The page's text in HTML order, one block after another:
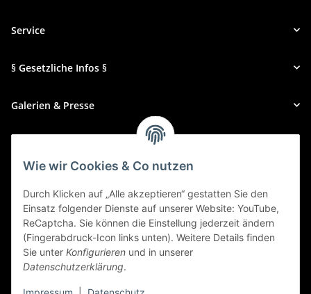
Wie wir Cookies & Co nutzen
Durch Klicken auf „Alle akzeptieren“ gestatten Sie den
Einsatz folgender Dienste auf unserer Website: YouTube,
ReCaptcha. Sie können die Einstellung jederzeit ändern
(Fingerabdruck-Icon links unten). Weitere Details finden
Sie unter Konfigurieren und in unserer
Datenschutzerklärung.
Service
§ Gesetzliche Infos §
Galerien & Presse